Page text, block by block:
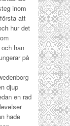
inom
att
hur det
han
på
djup
en rad
hade